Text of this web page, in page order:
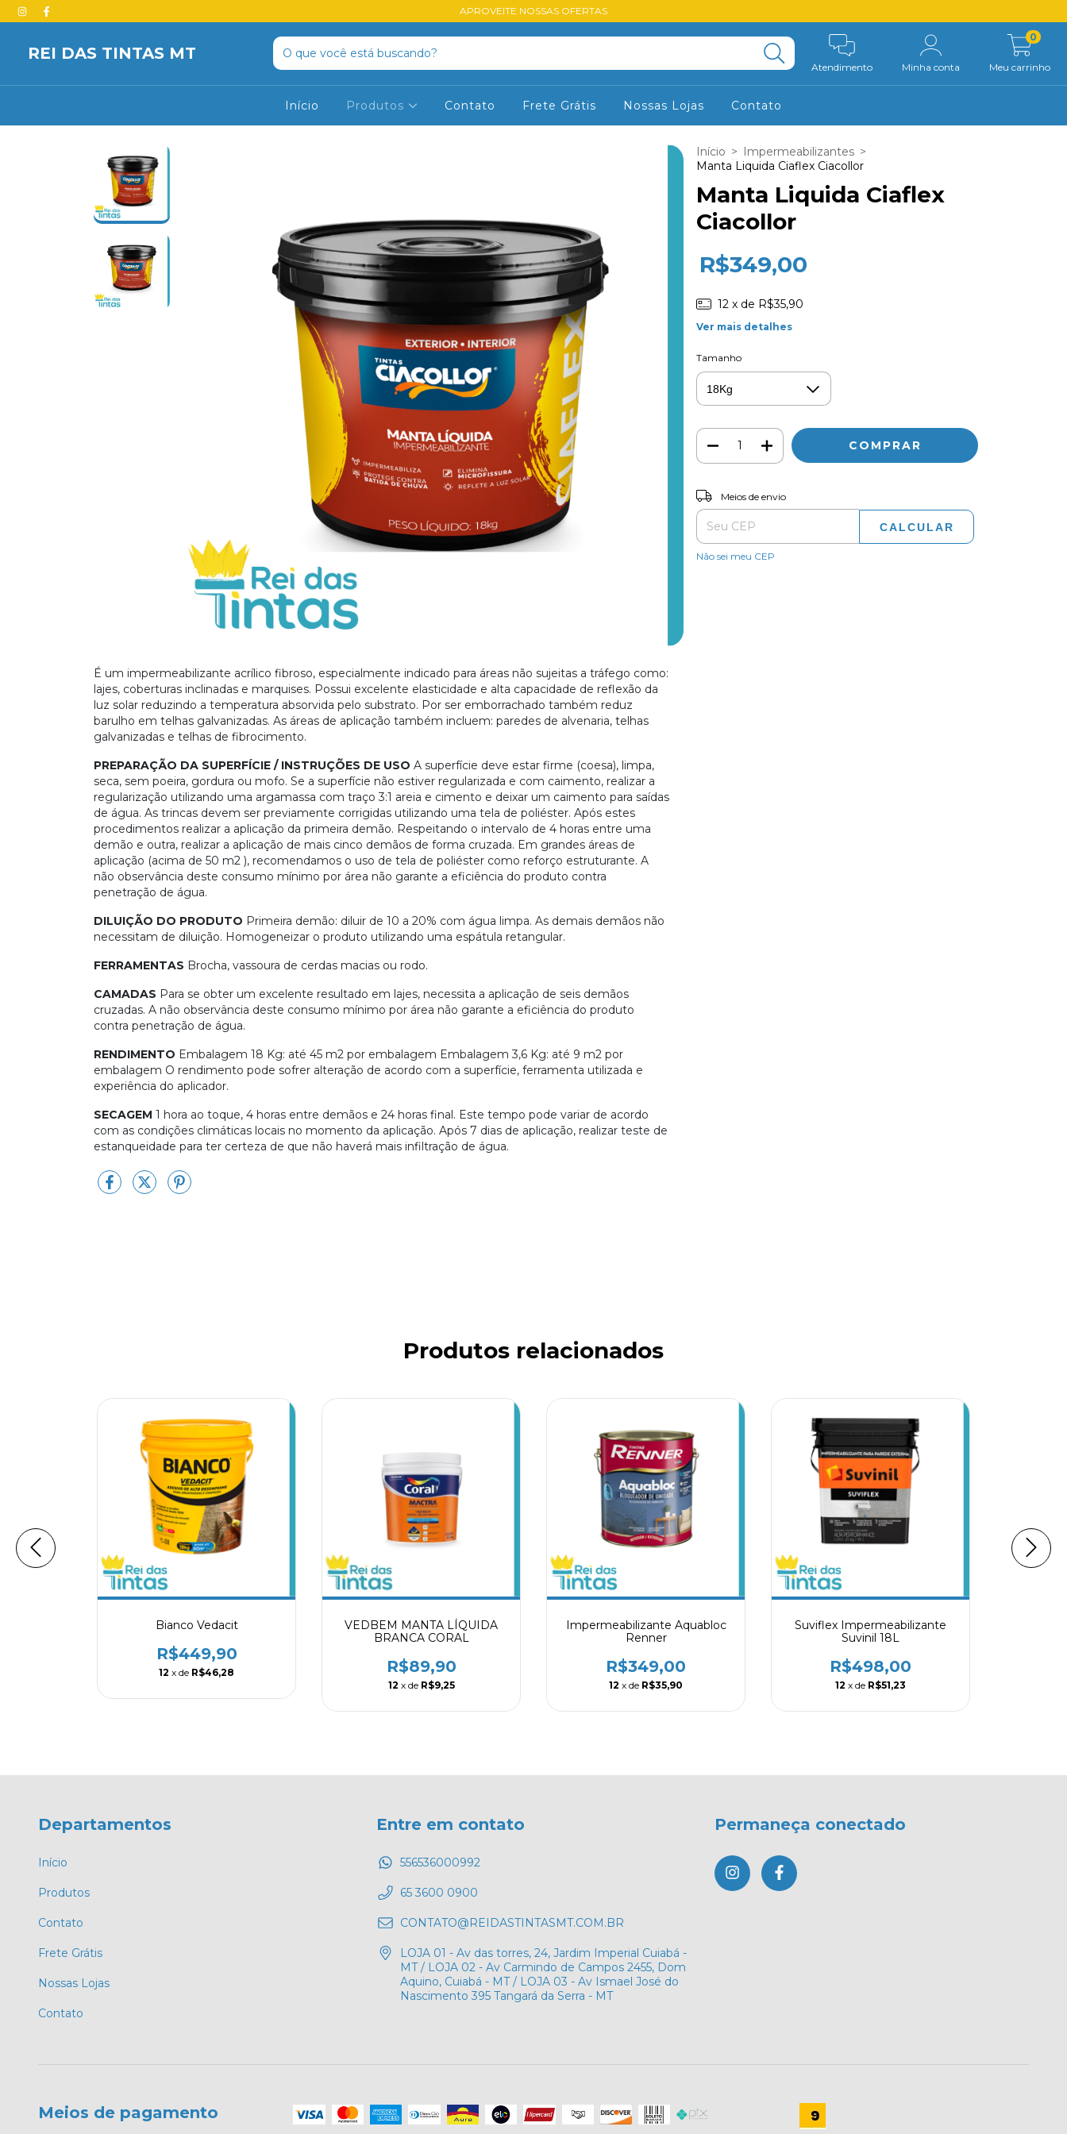
APROVEITE NOSSAS OFERTAS
REI DAS TINTAS MT
Atendimento Minha conta Meu carrinho
0
Início Produtos Contato Frete Grátis Nossas Lojas Contato
É um impermeabilizante acrílico fibroso, especialmente indicado para áreas não sujeitas a tráfego como:
lajes, coberturas inclinadas e marquises. Possui excelente elasticidade e alta capacidade de reflexão da
luz solar reduzindo a temperatura absorvida pelo substrato. Por ser emborrachado também reduz
barulho em telhas galvanizadas. As áreas de aplicação também incluem: paredes de alvenaria, telhas
galvanizadas e telhas de fibrocimento.
PREPARAÇÃO DA SUPERFÍCIE / INSTRUÇÕES DE USO A superfície deve estar firme (coesa), limpa,
seca, sem poeira, gordura ou mofo. Se a superfície não estiver regularizada e com caimento, realizar a
regularização utilizando uma argamassa com traço 3:1 areia e cimento e deixar um caimento para saídas
de água. As trincas devem ser previamente corrigidas utilizando uma tela de poliéster. Após estes
procedimentos realizar a aplicação da primeira demão. Respeitando o intervalo de 4 horas entre uma
demão e outra, realizar a aplicação de mais cinco demãos de forma cruzada. Em grandes áreas de
aplicação (acima de 50 m2 ), recomendamos o uso de tela de poliéster como reforço estruturante. A
não observância deste consumo mínimo por área não garante a eficiência do produto contra
penetração de água.
DILUIÇÃO DO PRODUTO Primeira demão: diluir de 10 a 20% com água limpa. As demais demãos não
necessitam de diluição. Homogeneizar o produto utilizando uma espátula retangular.
FERRAMENTAS Brocha, vassoura de cerdas macias ou rodo.
CAMADAS Para se obter um excelente resultado em lajes, necessita a aplicação de seis demãos
cruzadas. A não observância deste consumo mínimo por área não garante a eficiência do produto
contra penetração de água.
RENDIMENTO Embalagem 18 Kg: até 45 m2 por embalagem Embalagem 3,6 Kg: até 9 m2 por
embalagem O rendimento pode sofrer alteração de acordo com a superfície, ferramenta utilizada e
experiência do aplicador.
SECAGEM 1 hora ao toque, 4 horas entre demãos e 24 horas final. Este tempo pode variar de acordo
com as condições climáticas locais no momento da aplicação. Após 7 dias de aplicação, realizar teste de
estanqueidade para ter certeza de que não haverá mais infiltração de água.
Início > Impermeabilizantes >
Manta Liquida Ciaflex Ciacollor
Manta Liquida Ciaflex
Ciacollor
R$349,00
12 x de R$35,90
Ver mais detalhes
Tamanho
Entregas para o CEP:
Meios de envio
CALCULAR
Não sei meu CEP
Produtos relacionados
Bianco Vedacit
R$449,90
12 x de R$46,28
VEDBEM MANTA LÍQUIDA
BRANCA CORAL
R$89,90
12 x de R$9,25
Impermeabilizante Aquabloc
Renner
R$349,00
12 x de R$35,90
Suviflex Impermeabilizante
Suvinil 18L
R$498,00
12 x de R$51,23
Departamentos
Início
Produtos
Contato
Frete Grátis
Nossas Lojas
Contato
Entre em contato
556536000992
65 3600 0900
CONTATO@REIDASTINTASMT.COM.BR
LOJA 01 - Av das torres, 24, Jardim Imperial Cuiabá -
MT / LOJA 02 - Av Carmindo de Campos 2455, Dom
Aquino, Cuiabá - MT / LOJA 03 - Av Ismael José do
Nascimento 395 Tangará da Serra - MT
Permaneça conectado
Meios de pagamento